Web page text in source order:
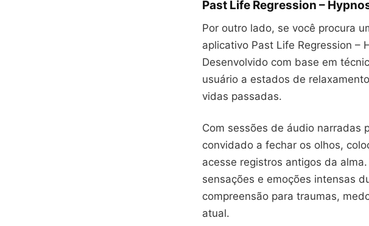
Past Life Regression –
Por outro lado, se você procura
aplicativo Past Life Regression –
Desenvolvido com base em
usuário a estados de
vidas passadas.
Com sessões de áudio narradas
convidado a fechar os olhos,
acesse registros antigos da
sensações e emoções intensas
compreensão para traumas,
atual.